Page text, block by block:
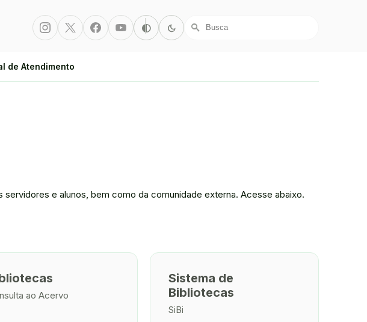
InstagramTwitter/XFacebookYoutubeAlto Contraste
contrast
Modo Escuro
dark_mode search
de Atendimento
e alunos, bem como da comunidade externa. Acesse abaixo.
ao Acervo
Sistema de
Bibliotecas
SiBi